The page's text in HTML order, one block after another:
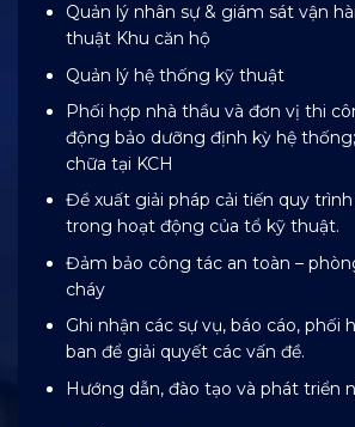
Quản lý nhân sự & giám sát vận
thuật Khu căn hộ
Quản lý hệ thống kỹ thuật
Phối hợp nhà thầu và đơn vị thi
động bảo dưỡng định kỳ hệ
chữa tại KCH
Đề xuất giải pháp cải tiến quy
trong hoạt động của tổ kỹ thuật.
Đảm bảo công tác an toàn –
cháy
Ghi nhận các sự vụ, báo cáo, phối
ban để giải quyết các vấn đề.
Hướng dẫn, đào tạo và phát triển